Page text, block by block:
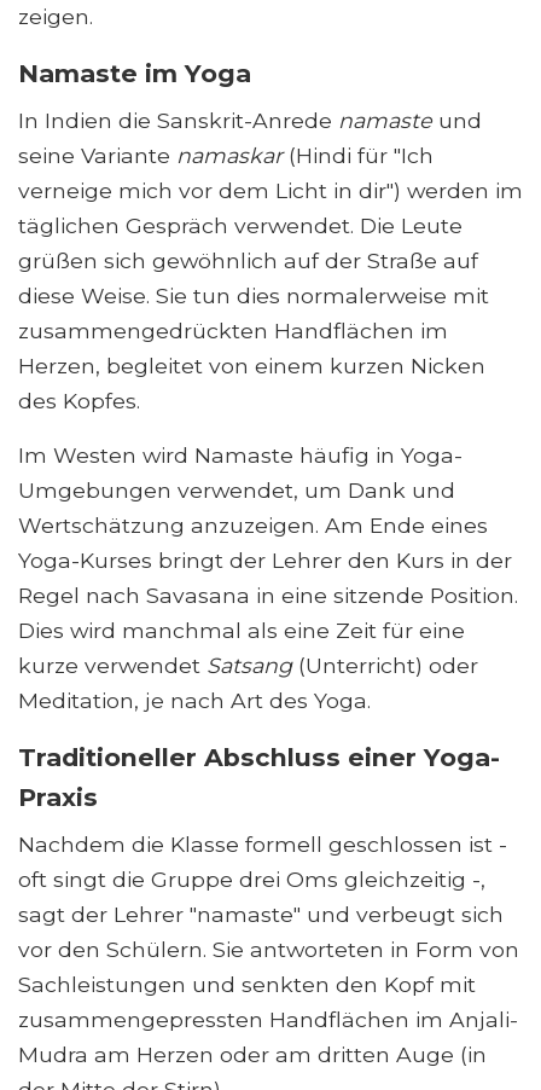
zeigen.
Namaste im Yoga
In Indien die Sanskrit-Anrede namaste und
seine Variante namaskar(Hindi für "Ich
verneige mich vor dem Licht in dir") werden im
täglichen Gespräch verwendet. Die Leute
grüßen sich gewöhnlich auf der Straße auf
diese Weise. Sie tun dies normalerweise mit
zusammengedrückten Handflächen im
Herzen, begleitet von einem kurzen Nicken
des Kopfes.
Im Westen wird Namaste häufig in Yoga-
Umgebungen verwendet, um Dank und
Wertschätzung anzuzeigen. Am Ende eines
Yoga-Kurses bringt der Lehrer den Kurs in der
Regel nach Savasana in eine sitzende Position.
Dies wird manchmal als eine Zeit für eine
kurze verwendet Satsang(Unterricht) oder
Meditation, je nach Art des Yoga.
Traditioneller Abschluss einer Yoga-
Praxis
Nachdem die Klasse formell geschlossen ist -
oft singt die Gruppe drei Oms gleichzeitig -,
sagt der Lehrer "namaste" und verbeugt sich
vor den Schülern. Sie antworteten in Form von
Sachleistungen und senkten den Kopf mit
zusammengepressten Handflächen im Anjali-
Mudra am Herzen oder am dritten Auge (in